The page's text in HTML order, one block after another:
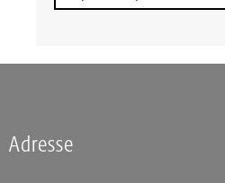
Adresse